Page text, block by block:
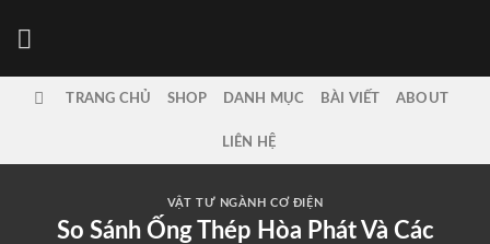
dung
TRANG CHỦ SHOP DANH MỤC BÀI VIẾT ABOUT
LIÊN HỆ
VẬT TƯ NGÀNH CƠ ĐIỆN
So Sánh Ống Thép Hòa Phát Và Các